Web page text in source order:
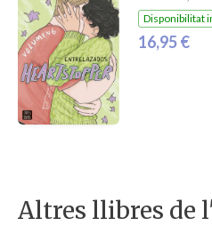
Disponibilitat
16,95 €
Altres llibres de